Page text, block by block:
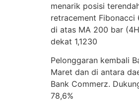
menarik posisi
retracement Fibonacci
di atas MA 200 bar
dekat 1,1230
Pelonggaran kembali
Maret dan di antara
Bank Commerz.
78,6%